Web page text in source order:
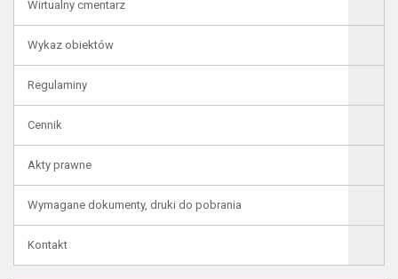
Wirtualny cmentarz
Wykaz obiektów
Regulaminy
Cennik
Akty prawne
Wymagane dokumenty, druki do pobrania
Kontakt